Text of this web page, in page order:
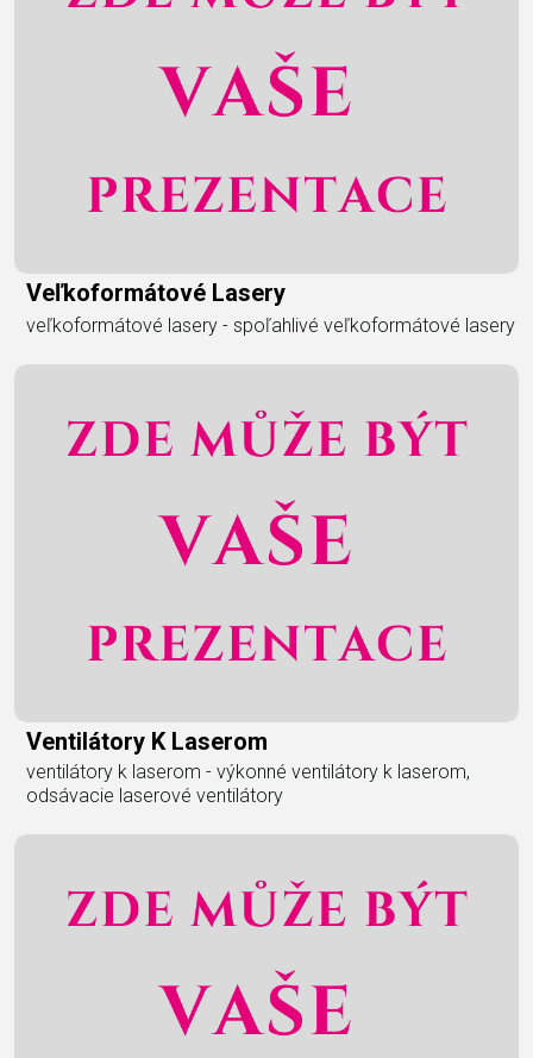
Veľkoformátové Lasery
veľkoformátové lasery - spoľahlivé veľkoformátové lasery
Ventilátory K Laserom
ventilátory k laserom - výkonné ventilátory k laserom,
odsávacie laserové ventilátory